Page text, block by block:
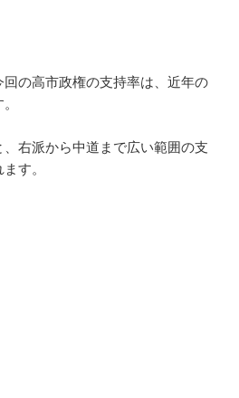
の高市政権の支持率は、近年の
右派から中道まで広い範囲の支
す。